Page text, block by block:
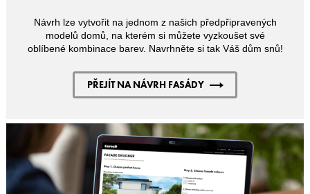
Návrh lze vytvořit na jednom z našich předpřipravených
modelů domů, na kterém si můžete vyzkoušet své
oblíbené kombinace barev. Navrhněte si tak Váš dům snů!
PŘEJÍT NA NÁVRH FASÁDY